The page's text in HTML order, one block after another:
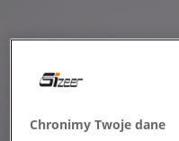
Chronimy Twoje dane